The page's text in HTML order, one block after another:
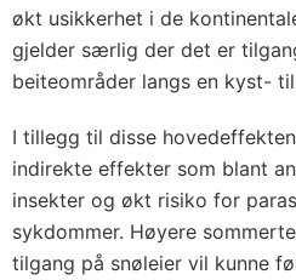
økt usikkerhet i de
gjelder særlig der det er
beiteområder langs en kyst-
I tillegg til disse
indirekte effekter som blant
insekter og økt risiko for
sykdommer. Høyere
tilgang på snøleier vil kunne